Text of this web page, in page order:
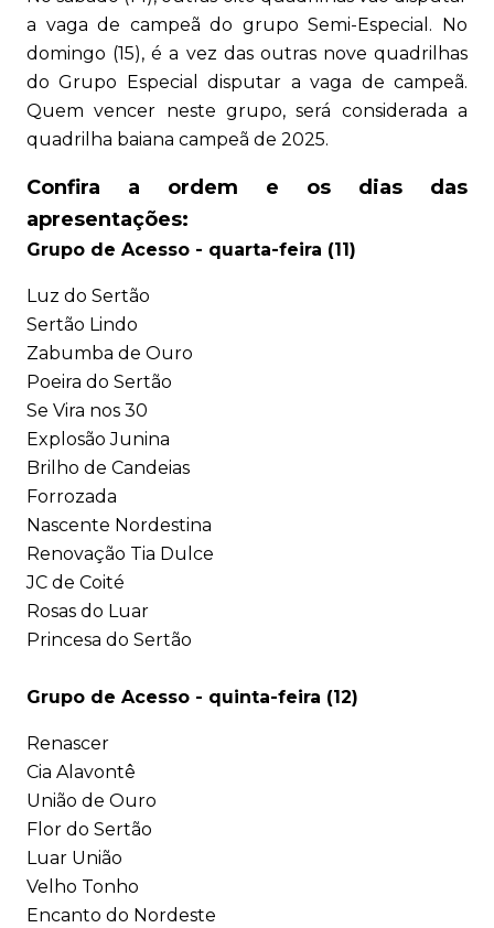
a vaga de campeã do grupo Semi-Especial. No
domingo (15), é a vez das outras nove quadrilhas
do Grupo Especial disputar a vaga de campeã.
Quem vencer neste grupo, será considerada a
quadrilha baiana campeã de 2025.
Confira a ordem e os dias das
apresentações:
Grupo de Acesso - quarta-feira (11)
Luz do Sertão
Sertão Lindo
Zabumba de Ouro
Poeira do Sertão
Se Vira nos 30
Explosão Junina
Brilho de Candeias
Forrozada
Nascente Nordestina
Renovação Tia Dulce
JC de Coité
Rosas do Luar
Princesa do Sertão
Grupo de Acesso - quinta-feira (12)
Renascer
Cia Alavontê
União de Ouro
Flor do Sertão
Luar União
Velho Tonho
Encanto do Nordeste